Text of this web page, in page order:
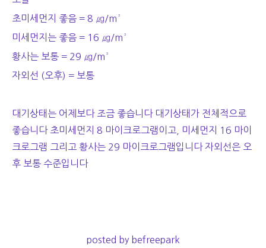
초미세먼지 좋음 = 8 ㎍/m³
미세먼지는 좋음 = 16 ㎍/m³
황사는 보통 = 29 ㎍/m³
자외선 (오후) = 보통
대기상태는 어제보다 조금 좋습니다 대기상태가 전체적으로
좋습니다 초미세먼지 8 마이크로그램이고, 미세먼지 16 마이
크로그램 그리고 황사는 29 마이크로그램입니다 자외선은 오
후 보통 수준입니다
posted by befreepark